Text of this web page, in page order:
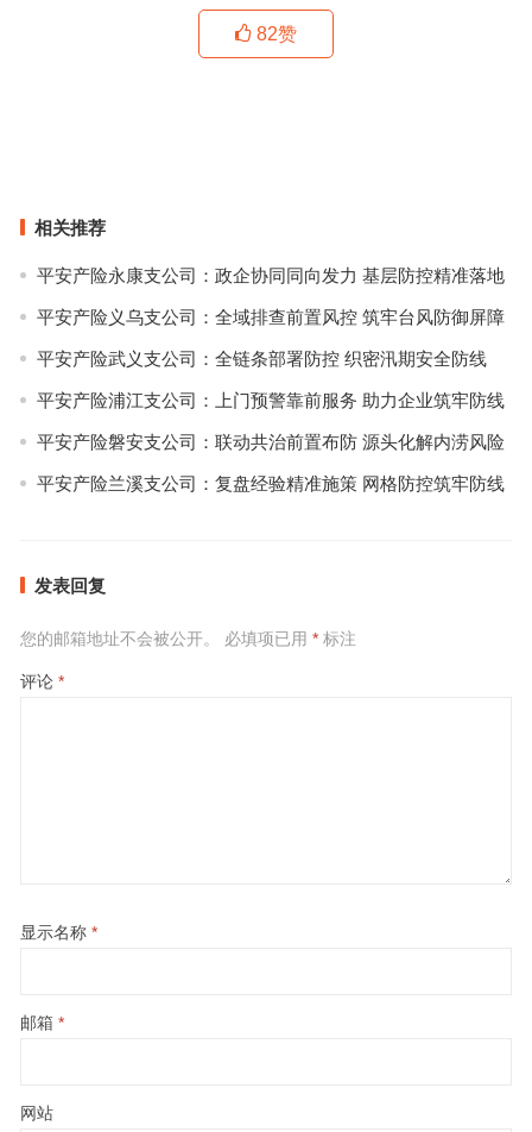
82赞
相关推荐
平安产险永康支公司：政企协同同向发力 基层防控精准落地
平安产险义乌支公司：全域排查前置风控 筑牢台风防御屏障
平安产险武义支公司：全链条部署防控 织密汛期安全防线
平安产险浦江支公司：上门预警靠前服务 助力企业筑牢防线
平安产险磐安支公司：联动共治前置布防 源头化解内涝风险
平安产险兰溪支公司：复盘经验精准施策 网格防控筑牢防线
发表回复
您的邮箱地址不会被公开。 必填项已用 *标注
评论 *
显示名称 *
邮箱 *
网站